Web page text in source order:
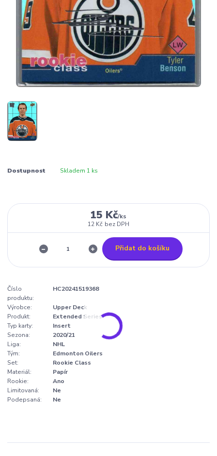
Dostupnost Skladem 1 ks
15 Kč/ks
12 Kč bez DPH
Přidat do košíku
Číslo
produktu:
HC20241519368
Výrobce:
Upper Deck
Produkt:
Extended Series
Typ karty:
Insert
Sezona:
2020/21
Liga:
NHL
Tým:
Edmonton Oilers
Set:
Rookie Class
Materiál:
Papír
Rookie:
Ano
Limitovaná:
Ne
Podepsaná:
Ne